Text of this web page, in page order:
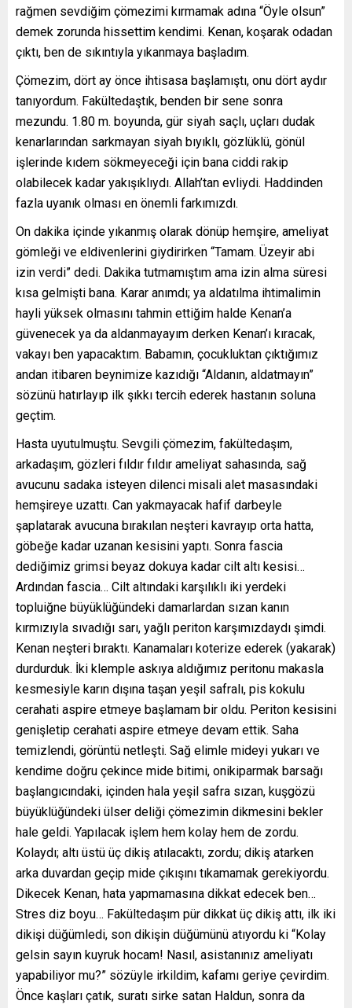
rağmen sevdiğim çömezimi kırmamak adına “Öyle olsun”
demek zorunda hissettim kendimi. Kenan, koşarak odadan
çıktı, ben de sıkıntıyla yıkanmaya başladım.
Çömezim, dört ay önce ihtisasa başlamıştı, onu dört aydır
tanıyordum. Fakültedaştık, benden bir sene sonra
mezundu. 1.80 m. boyunda, gür siyah saçlı, uçları dudak
kenarlarından sarkmayan siyah bıyıklı, gözlüklü, gönül
işlerinde kıdem sökmeyeceği için bana ciddi rakip
olabilecek kadar yakışıklıydı. Allah’tan evliydi. Haddinden
fazla uyanık olması en önemli farkımızdı.
On dakika içinde yıkanmış olarak dönüp hemşire, ameliyat
gömleği ve eldivenlerini giydirirken “Tamam. Üzeyir abi
izin verdi” dedi. Dakika tutmamıştım ama izin alma süresi
kısa gelmişti bana. Karar anımdı; ya aldatılma ihtimalimin
hayli yüksek olmasını tahmin ettiğim halde Kenan’a
güvenecek ya da aldanmayayım derken Kenan’ı kıracak,
vakayı ben yapacaktım. Babamın, çocukluktan çıktığımız
andan itibaren beynimize kazıdığı “Aldanın, aldatmayın”
sözünü hatırlayıp ilk şıkkı tercih ederek hastanın soluna
geçtim.
Hasta uyutulmuştu. Sevgili çömezim, fakültedaşım,
arkadaşım, gözleri fıldır fıldır ameliyat sahasında, sağ
avucunu sadaka isteyen dilenci misali alet masasındaki
hemşireye uzattı. Can yakmayacak hafif darbeyle
şaplatarak avucuna bırakılan neşteri kavrayıp orta hatta,
göbeğe kadar uzanan kesisini yaptı. Sonra fascia
dediğimiz grimsi beyaz dokuya kadar cilt altı kesisi…
Ardından fascia… Cilt altındaki karşılıklı iki yerdeki
topluiğne büyüklüğündeki damarlardan sızan kanın
kırmızıyla sıvadığı sarı, yağlı periton karşımızdaydı şimdi.
Kenan neşteri bıraktı. Kanamaları koterize ederek (yakarak)
durdurduk. İki klemple askıya aldığımız peritonu makasla
kesmesiyle karın dışına taşan yeşil safralı, pis kokulu
cerahati aspire etmeye başlamam bir oldu. Periton kesisini
genişletip cerahati aspire etmeye devam ettik. Saha
temizlendi, görüntü netleşti. Sağ elimle mideyi yukarı ve
kendime doğru çekince mide bitimi, onikiparmak barsağı
başlangıcındaki, içinden hala yeşil safra sızan, kuşgözü
büyüklüğündeki ülser deliği çömezimin dikmesini bekler
hale geldi. Yapılacak işlem hem kolay hem de zordu.
Kolaydı; altı üstü üç dikiş atılacaktı, zordu; dikiş atarken
arka duvardan geçip mide çıkışını tıkamamak gerekiyordu.
Dikecek Kenan, hata yapmamasına dikkat edecek ben…
Stres diz boyu… Fakültedaşım pür dikkat üç dikiş attı, ilk iki
dikişi düğümledi, son dikişin düğümünü atıyordu ki “Kolay
gelsin sayın kuyruk hocam! Nasıl, asistanınız ameliyatı
yapabiliyor mu?” sözüyle irkildim, kafamı geriye çevirdim.
Önce kaşları çatık, suratı sirke satan Haldun, sonra da